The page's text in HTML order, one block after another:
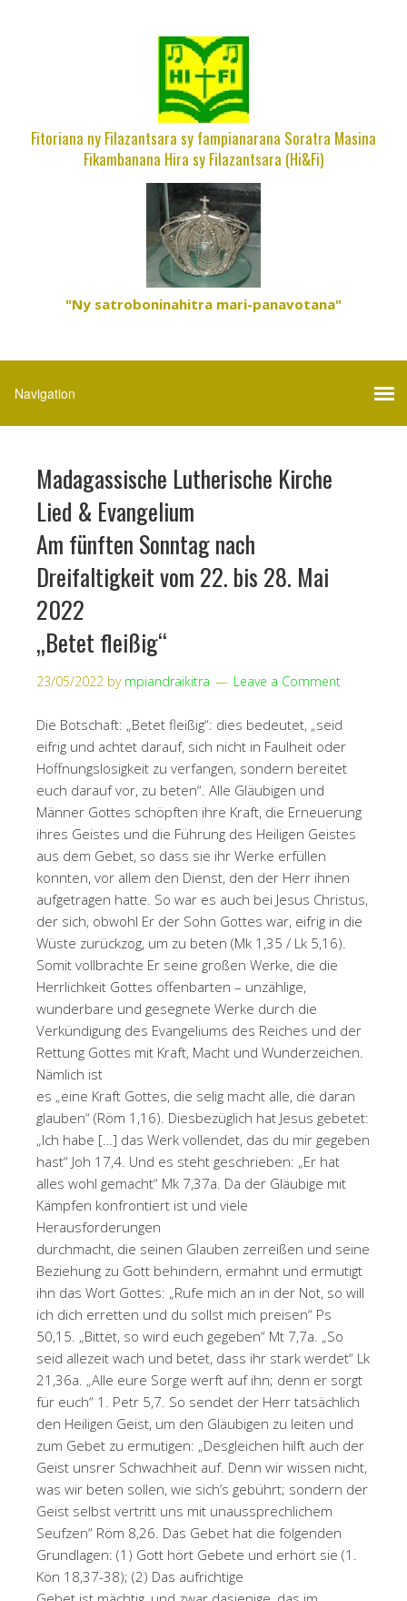
Fitoriana ny Filazantsara sy fampianarana Soratra Masina
Fikambanana Hira sy Filazantsara (Hi&Fi)
"Ny satroboninahitra mari-panavotana"
Madagassische Lutherische Kirche
Lied & Evangelium
Am fünften Sonntag nach
Dreifaltigkeit vom 22. bis 28. Mai
2022
„Betet fleißig“
23/05/2022 by mpiandraikitra Leave a Comment
Die Botschaft: „Betet fleißig“: dies bedeutet, „seid
eifrig und achtet darauf, sich nicht in Faulheit oder
Hoffnungslosigkeit zu verfangen, sondern bereitet
euch darauf vor, zu beten“. Alle Gläubigen und
Männer Gottes schöpften ihre Kraft, die Erneuerung
ihres Geistes und die Führung des Heiligen Geistes
aus dem Gebet, so dass sie ihr Werke erfüllen
konnten, vor allem den Dienst, den der Herr ihnen
aufgetragen hatte. So war es auch bei Jesus Christus,
der sich, obwohl Er der Sohn Gottes war, eifrig in die
Wüste zurückzog, um zu beten (Mk 1,35 / Lk 5,16).
Somit vollbrachte Er seine großen Werke, die die
Herrlichkeit Gottes offenbarten – unzählige,
wunderbare und gesegnete Werke durch die
Verkündigung des Evangeliums des Reiches und der
Rettung Gottes mit Kraft, Macht und Wunderzeichen.
Nämlich ist
es „eine Kraft Gottes, die selig macht alle, die daran
glauben“ (Röm 1,16). Diesbezüglich hat Jesus gebetet:
„Ich habe […] das Werk vollendet, das du mir gegeben
hast“ Joh 17,4. Und es steht geschrieben: „Er hat
alles wohl gemacht“ Mk 7,37a. Da der Gläubige mit
Kämpfen konfrontiert ist und viele
Herausforderungen
durchmacht, die seinen Glauben zerreißen und seine
Beziehung zu Gott behindern, ermahnt und ermutigt
ihn das Wort Gottes: „Rufe mich an in der Not, so will
ich dich erretten und du sollst mich preisen“ Ps
50,15. „Bittet, so wird euch gegeben“ Mt 7,7a. „So
seid allezeit wach und betet, dass ihr stark werdet“ Lk
21,36a. „Alle eure Sorge werft auf ihn; denn er sorgt
für euch“ 1. Petr 5,7. So sendet der Herr tatsächlich
den Heiligen Geist, um den Gläubigen zu leiten und
zum Gebet zu ermutigen: „Desgleichen hilft auch der
Geist unsrer Schwachheit auf. Denn wir wissen nicht,
was wir beten sollen, wie sich’s gebührt; sondern der
Geist selbst vertritt uns mit unaussprechlichem
Seufzen“ Röm 8,26. Das Gebet hat die folgenden
Grundlagen: (1) Gott hört Gebete und erhört sie (1.
Kön 18,37-38); (2) Das aufrichtige